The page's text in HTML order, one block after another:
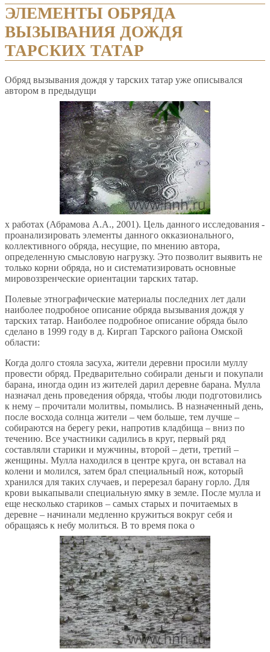
ЭЛЕМЕНТЫ ОБРЯДА
ВЫЗЫВАНИЯ ДОЖДЯ
ТАРСКИХ ТАТАР
Обряд вызывания дождя у тарских татар уже описывался
автором в предыдущи
х работах (Абрамова А.А., 2001). Цель данного исследования -
проанализировать элементы данного окказионального,
коллективного обряда, несущие, по мнению автора,
определенную смысловую нагрузку. Это позволит выявить не
только корни обряда, но и систематизировать основные
мировоззренческие ориентации тарских татар.
Полевые этнографические материалы последних лет дали
наиболее подробное описание обряда вызывания дождя у
тарских татар. Наиболее подробное описание обряда было
сделано в 1999 году в д. Киргап Тарского района Омской
области:
Когда долго стояла засуха, жители деревни просили муллу
провести обряд. Предварительно собирали деньги и покупали
барана, иногда один из жителей дарил деревне барана. Мулла
назначал день проведения обряда, чтобы люди подготовились
к нему – прочитали молитвы, помылись. В назначенный день,
после восхода солнца жители – чем больше, тем лучше –
собираются на берегу реки, напротив кладбища – вниз по
течению. Все участники садились в круг, первый ряд
составляли старики и мужчины, второй – дети, третий –
женщины. Мулла находился в центре круга, он вставал на
колени и молился, затем брал специальный нож, который
хранился для таких случаев, и перерезал барану горло. Для
крови выкапывали специальную ямку в земле. После мулла и
еще несколько стариков – самых старых и почитаемых в
деревне – начинали медленно кружиться вокруг себя и
обращаясь к небу молиться. В то время пока о